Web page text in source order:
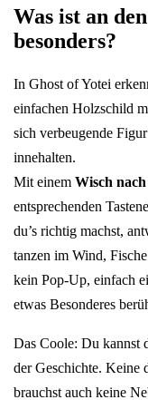
Was ist an
besonders?
In Ghost of Yotei
einfachen Holzschild
sich verbeugende
innehalten.
Mit einem Wisch
entsprechenden
du’s richtig machst,
tanzen im Wind,
kein Pop-Up, einfach
etwas Besonderes
Das Coole: Du kannst
der Geschichte. Keine
brauchst auch keine